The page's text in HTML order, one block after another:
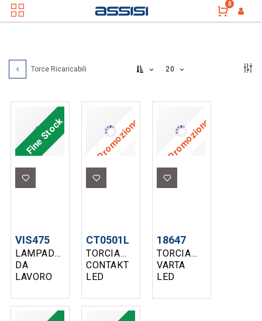
0
Torce Ricaricabili 20
Fine Stock
LAMPADA
DA
LAVORO
3W BASE
RICARICA
VIS475
Promozione
TORCIA
CONTAKT
LED
USB 5W
CT0501L
Promozione
TORCIA
VARTA
LED
WORK
18647